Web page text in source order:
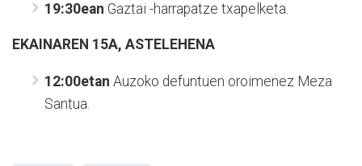
19:30ean Gaztai -harrapatze txapelketa.
EKAINAREN 15A, ASTELEHENA
12:00etan Auzoko defuntuen oroimenez Meza
Santua.